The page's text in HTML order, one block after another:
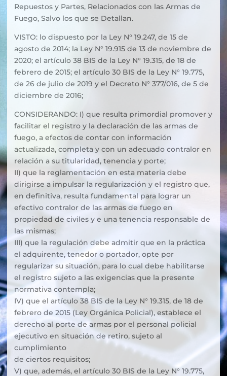
Repuestos y Partes, Relacionados con las Armas de
Fuego, Salvo los que se Detallan.
VISTO: lo dispuesto por la Ley N° 19.247, de 15 de
agosto de 2014; la Ley N° 19.915 de 13 de noviembre de
2020; el artículo 38 BIS de la Ley N° 19.315, de 18 de
febrero de 2015; el artículo 30 BIS de la Ley N° 19.775,
de 26 de julio de 2019 y el Decreto N° 377/016, de 5 de
diciembre de 2016;
CONSIDERANDO: I) que resulta primordial promover y
facilitar el registro y la declaración de las armas de
fuego, a efectos de contar con información
actualizada, completa y con un adecuado contralor en
relación a su titularidad, tenencia y porte;
II) que la reglamentación en esta materia debe
dirigirse a impulsar la regularización y el registro que,
en definitiva, resulta fundamental para lograr un
efectivo contralor de las armas de fuego en
propiedad de civiles y e una tenencia responsable de
las mismas;
III) que la regulación debe admitir que en la práctica
el adquirente, tenedor o portador, opte por
regularizar su situación, para lo cual debe habilitarse
el registro sujeto a las exigencias que la presente
normativa contempla;
IV) que el artículo 38 BIS de la Ley N° 19.315, de 18 de
febrero de 2015 (Ley Orgánica Policial), establece el
derecho al porte de armas por el personal policial
ejecutivo en situación de retiro, sujeto al
cumplimiento
de ciertos requisitos;
V) que, además, el artículo 30 BIS de la Ley N° 19.775,